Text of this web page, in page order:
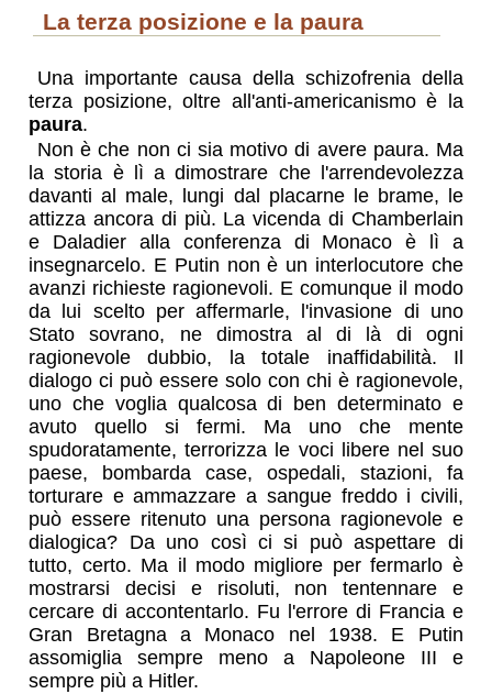
la terza posizione e la paura
Una importante causa della schizofrenia della
terza posizione, oltre all'anti-americanismo è la
paura.
Non è che non ci sia motivo di avere paura. Ma
la storia è lì a dimostrare che l'arrendevolezza
davanti al male, lungi dal placarne le brame, le
attizza ancora di più. La vicenda di Chamberlain
e Daladier alla conferenza di Monaco è lì a
insegnarcelo. E Putin non è un interlocutore che
avanzi richieste ragionevoli. E comunque il modo
da lui scelto per affermarle, l'invasione di uno
Stato sovrano, ne dimostra al di là di ogni
ragionevole dubbio, la totale inaffidabilità. Il
dialogo ci può essere solo con chi è ragionevole,
uno che voglia qualcosa di ben determinato e
avuto quello si fermi. Ma uno che mente
spudoratamente, terrorizza le voci libere nel suo
paese, bombarda case, ospedali, stazioni, fa
torturare e ammazzare a sangue freddo i civili,
può essere ritenuto una persona ragionevole e
dialogica? Da uno così ci si può aspettare di
tutto, certo. Ma il modo migliore per fermarlo è
mostrarsi decisi e risoluti, non tentennare e
cercare di accontentarlo. Fu l'errore di Francia e
Gran Bretagna a Monaco nel 1938. E Putin
assomiglia sempre meno a Napoleone III e
sempre più a Hitler.